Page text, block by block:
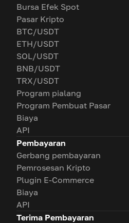
Bursa Efek Spot
Pasar Kripto
BTC/USDT
ETH/USDT
SOL/USDT
BNB/USDT
TRX/USDT
Program pialang
Program Pembuat Pasar
Biaya
API
Pembayaran
Gerbang pembayaran
Pemrosesan Kripto
Plugin E-Commerce
Biaya
API
Terima Pembayaran